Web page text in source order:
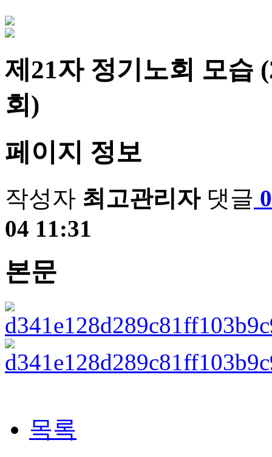
제21자 정기노회 모습
회)
페이지 정보
작성자 최고관리자 댓글
04 11:31
본문
목록